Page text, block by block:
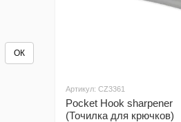
Артикул: CZ3361
Pocket Hook sharpener
(Точилка для крючков)
ОК